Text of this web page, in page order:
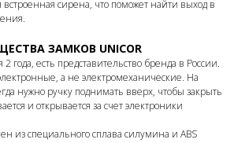
сирена, что поможет найти выход в
ЗАМКОВ UNICOR
года, есть представительство бренда в России.
а не электромеханические. На
нужно ручку поднимать вверх, чтобы закрыть
и открывается за счет электроники
из специального сплава силумина и ABS